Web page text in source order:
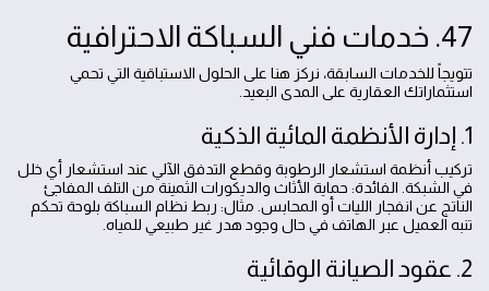
47. خدمات فني السباكة الاحترافية
تتويجاً للخدمات السابقة، نركز هنا على الحلول الاستباقية التي تحمي
استثماراتك العقارية على المدى البعيد.
1. إدارة الأنظمة المائية الذكية
تركيب أنظمة استشعار الرطوبة وقطع التدفق الآلي عند استشعار أي خلل
في الشبكة. الفائدة: حماية الأثاث والديكورات الثمينة من التلف المفاجئ
الناتج عن انفجار الليات أو المحابس. مثال: ربط نظام السباكة بلوحة تحكم
تنبه العميل عبر الهاتف في حال وجود هدر غير طبيعي للمياه.
2. عقود الصيانة الوقائية